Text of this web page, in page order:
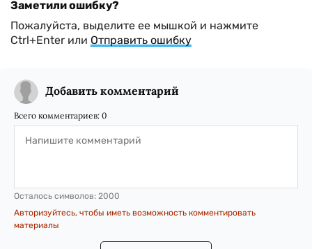
Заметили ошибку?
Пожалуйста, выделите ее мышкой и нажмите
Ctrl+Enter или Отправить ошибку
Добавить комментарий
Всего комментариев: 0
Осталось символов: 2000
Авторизуйтесь, чтобы иметь возможность комментировать
материалы